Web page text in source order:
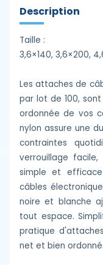
Description
Taille :
3,6×140, 3,6×200,
Les attaches de
par lot de 100,
ordonnée de vos
nylon assure une
contraintes
verrouillage
simple et
câbles
noire et blanche
tout espace.
pratique
net et bien ordonné.